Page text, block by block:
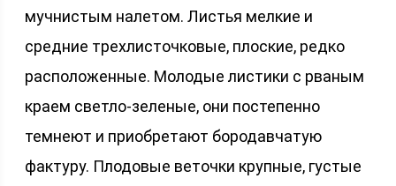
мучнистым налетом. Листья мелкие и
средние трехлисточковые, плоские, редко
расположенные. Молодые листики с рваным
краем светло-зеленые, они постепенно
темнеют и приобретают бородавчатую
фактуру. Плодовые веточки крупные, густые